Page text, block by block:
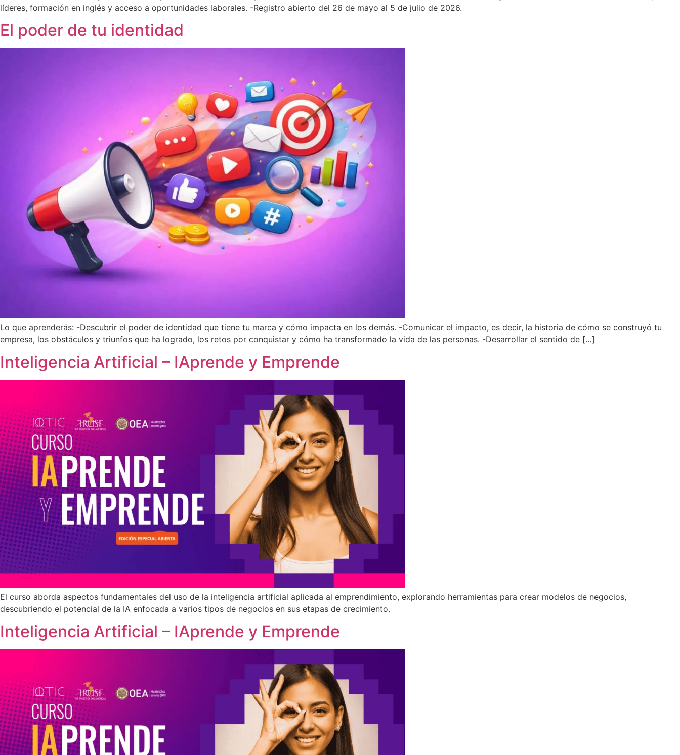
líderes, formación en inglés y acceso a oportunidades laborales. -Registro abierto del 26 de mayo al 5 de julio de 2026.
El poder de tu identidad
Lo que aprenderás: -Descubrir el poder de identidad que tiene tu marca y cómo impacta en los demás. -Comunicar el impacto, es decir, la historia de cómo se construyó tu
empresa, los obstáculos y triunfos que ha logrado, los retos por conquistar y cómo ha transformado la vida de las personas. -Desarrollar el sentido de […]
Inteligencia Artificial – IAprende y Emprende
El curso aborda aspectos fundamentales del uso de la inteligencia artificial aplicada al emprendimiento, explorando herramientas para crear modelos de negocios,
descubriendo el potencial de la IA enfocada a varios tipos de negocios en sus etapas de crecimiento.
Inteligencia Artificial – IAprende y Emprende